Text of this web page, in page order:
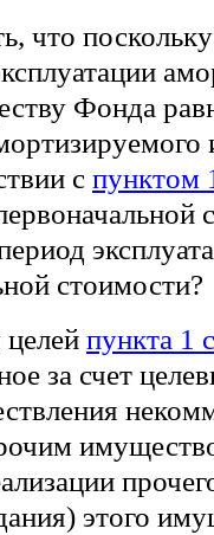
что
Фонда
с пунктом
стоимости?
пункта 1
за счет
этого